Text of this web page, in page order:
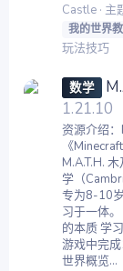
Castle 主
我的世界
玩法技巧
数学
1.21.10
资源介绍
《
M.A.T.H.
学（
专为8-10
习于一体
的本质 学
游戏中完
世界概览...